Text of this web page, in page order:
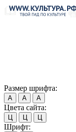
Размер шрифта:
А А А
Цвета сайта:
Ц Ц Ц
Шрифт: